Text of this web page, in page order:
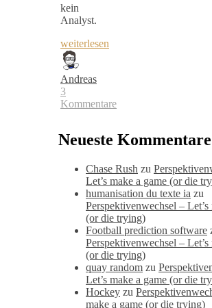
kein
Analyst.
weiterlesen
Andreas
3
Kommentare
Neueste Kommentare
Chase Rush zu
Let’s make a game (or die
humanisation du texte ia zu
Perspektivenwechsel – Let’s
(or die trying)
Football prediction software
Perspektivenwechsel – Let’s
(or die trying)
quay random zu
Let’s make a game (or die
Hockey zu
make a game (or die trying)